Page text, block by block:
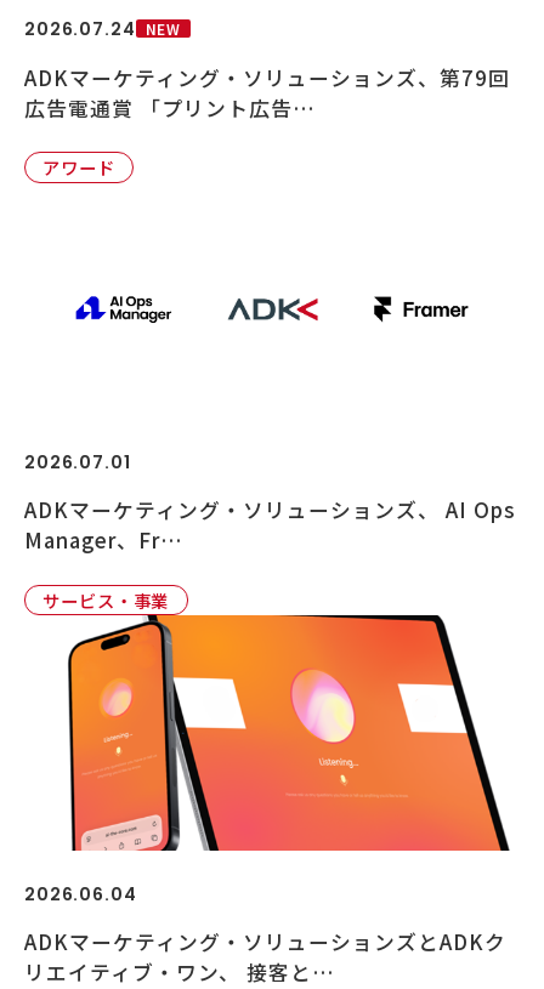
2026.07.24 NEW
ADKマーケティング・ソリューションズ、第79回
広告電通賞 「プリント広告…
アワード
2026.07.01
ADKマーケティング・ソリューションズ、 AI Ops
Manager、Fr…
サービス・事業
2026.06.04
ADKマーケティング・ソリューションズとADKク
リエイティブ・ワン、 接客と…